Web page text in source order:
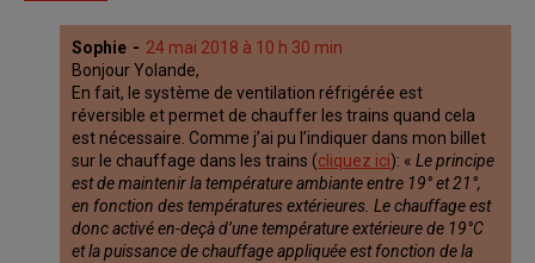
Sophie
24 mai 2018 à 10 h 30 min
Bonjour Yolande,
En fait, le système de ventilation réfrigérée est
réversible et permet de chauffer les trains quand cela
est nécessaire. Comme j’ai pu l’indiquer dans mon billet
sur le chauffage dans les trains (cliquez ici): « Le principe
est de maintenir la température ambiante entre 19° et 21°,
en fonction des températures extérieures. Le chauffage est
donc activé en-deçà d’une température extérieure de 19°C
et la puissance de chauffage appliquée est fonction de la